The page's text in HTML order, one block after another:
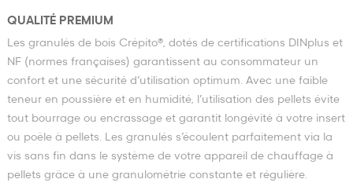
QUALITÉ PREMIUM
Les granulés de bois Crépito®, dotés de certifications DINplus et
NF (normes françaises) garantissent au consommateur un
confort et une sécurité d’utilisation optimum. Avec une faible
teneur en poussière et en humidité, l’utilisation des pellets évite
tout bourrage ou encrassage et garantit longévité à votre insert
ou poêle à pellets. Les granulés s’écoulent parfaitement via la
vis sans fin dans le système de votre appareil de chauffage à
pellets grâce à une granulométrie constante et régulière.